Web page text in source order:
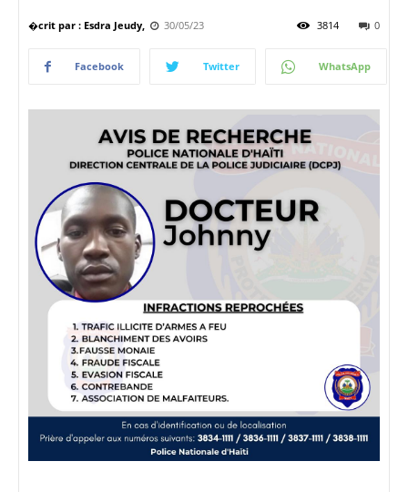
�crit par : Esdra Jeudy, 30/05/23 0
3814
Facebook Twitter WhatsApp